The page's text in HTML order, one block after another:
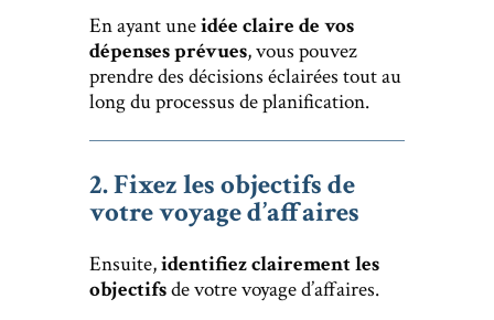
En ayant uneidée claire de vos
dépenses prévues, vous pouvez
prendre des décisions éclairées tout au
long du processus de planification.
2. Fixez les objectifs de
votre voyage d’affaires
Ensuite,identifiez clairement les
objectifsde votre voyage d’affaires.